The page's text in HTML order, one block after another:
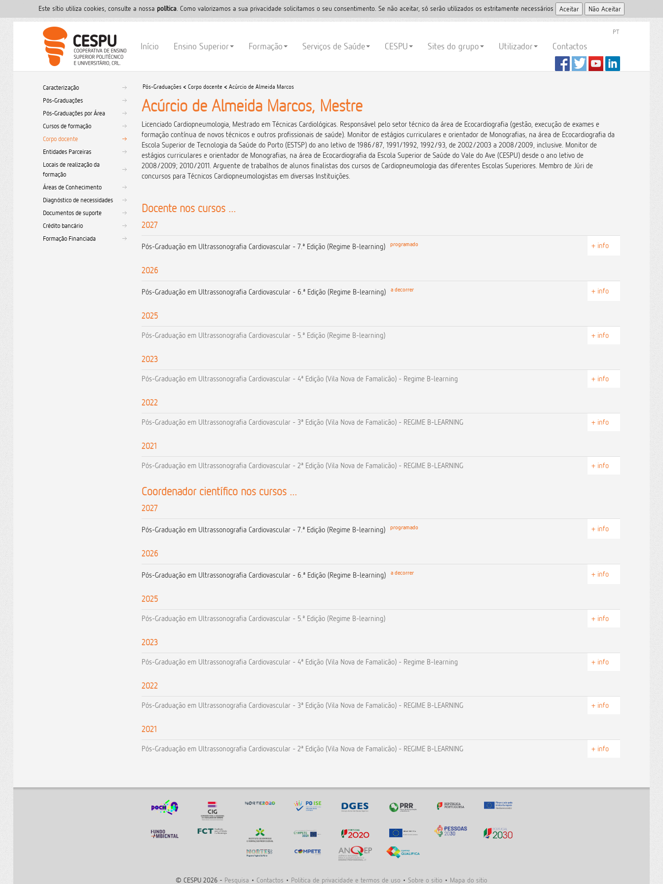
Este sítio utiliza cookies, consulte a nossa polí­tica . Como valorizamos a sua privacidade solicitamos o seu consentimento. Se não aceitar, só serão utilizados os estritamente necessários
PT
Início Ensino Superior Formação Serviços de Saúde CESPU Sites do grupo Utilizador Contactos
Caracterização
Pós-Graduações
Pós-Graduações por Área
Cursos de formação
Corpo docente
Entidades Parceiras
Locais de realização da
formação
Áreas de Conhecimento
Diagnóstico de necessidades
Documentos de suporte
Crédito bancário
Formação Financiada
Pós-Graduações < Corpo docente < Acúrcio de Almeida Marcos
Acúrcio de Almeida Marcos, Mestre
Licenciado Cardiopneumologia, Mestrado em Técnicas Cardiológicas. Responsável pelo setor técnico da área de Ecocardiografia (gestão, execução de exames e
formação contínua de novos técnicos e outros profissionais de saúde). Monitor de estágios curriculares e orientador de Monografias, na área de Ecocardiografia da
Escola Superior de Tecnologia da Saúde do Porto (ESTSP) do ano letivo de 1986/87, 1991/1992, 1992/93, de 2002/2003 a 2008/2009, inclusive. Monitor de
estágios curriculares e orientador de Monografias, na área de Ecocardiografia da Escola Superior de Saúde do Vale do Ave (CESPU) desde o ano letivo de
2008/2009; 2010/2011. Arguente de trabalhos de alunos finalistas dos cursos de Cardiopneumologia das diferentes Escolas Superiores. Membro de Júri de
concursos para Técnicos Cardiopneumologistas em diversas Instituições.
Docente nos cursos ...
2027
Pós-Graduação em Ultrassonografia Cardiovascular - 7.ª Edição (Regime B-learning) programado + info
2026
Pós-Graduação em Ultrassonografia Cardiovascular - 6.ª Edição (Regime B-learning) a decorrer + info
2025
Pós-Graduação em Ultrassonografia Cardiovascular - 5.ª Edição (Regime B-learning) + info
2023
Pós-Graduação em Ultrassonografia Cardiovascular - 4ª Edição (Vila Nova de Famalicão) - Regime B-learning + info
2022
Pós-Graduação em Ultrassonografia Cardiovascular - 3ª Edição (Vila Nova de Famalicão) - REGIME B-LEARNING + info
2021
Pós-Graduação em Ultrassonografia Cardiovascular - 2ª Edição (Vila Nova de Famalicão) - REGIME B-LEARNING + info
Coordenador científico nos cursos ...
2027
Pós-Graduação em Ultrassonografia Cardiovascular - 7.ª Edição (Regime B-learning) programado + info
2026
Pós-Graduação em Ultrassonografia Cardiovascular - 6.ª Edição (Regime B-learning) a decorrer + info
2025
Pós-Graduação em Ultrassonografia Cardiovascular - 5.ª Edição (Regime B-learning) + info
2023
Pós-Graduação em Ultrassonografia Cardiovascular - 4ª Edição (Vila Nova de Famalicão) - Regime B-learning + info
2022
Pós-Graduação em Ultrassonografia Cardiovascular - 3ª Edição (Vila Nova de Famalicão) - REGIME B-LEARNING + info
2021
Pós-Graduação em Ultrassonografia Cardiovascular - 2ª Edição (Vila Nova de Famalicão) - REGIME B-LEARNING + info
© CESPU 2026 - Pesquisa • Contactos • Politica de privacidade e termos de uso • Sobre o sitio • Mapa do sitio